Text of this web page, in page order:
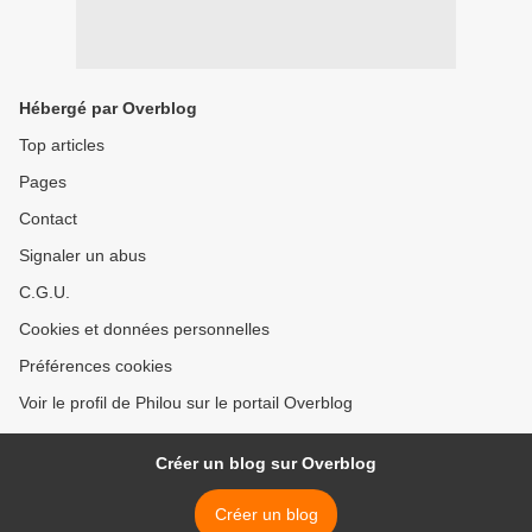
Hébergé par Overblog
Top articles
Pages
Contact
Signaler un abus
C.G.U.
Cookies et données personnelles
Préférences cookies
Voir le profil de Philou sur le portail Overblog
Créer un blog sur Overblog
Créer un blog